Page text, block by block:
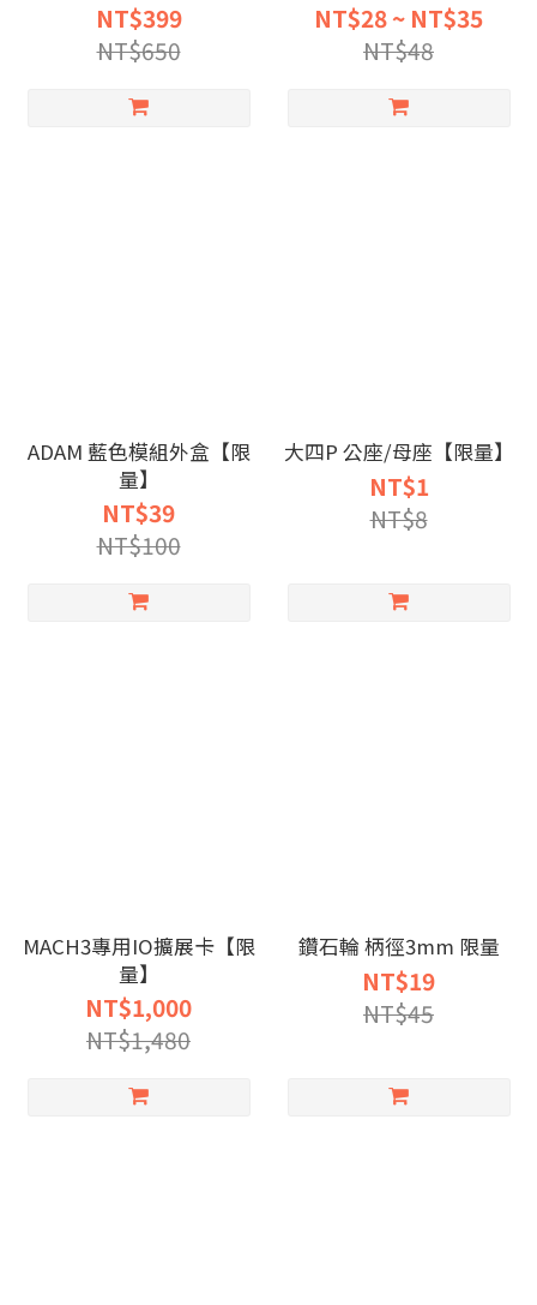
NT$399
NT$650
NT$28 ~ NT$35
NT$48
ADAM 藍色模組外盒【限
量】
NT$39
NT$100
大四P 公座/母座【限量】
NT$1
NT$8
MACH3專用IO擴展卡【限
量】
NT$1,000
NT$1,480
鑽石輪 柄徑3mm 限量
NT$19
NT$45